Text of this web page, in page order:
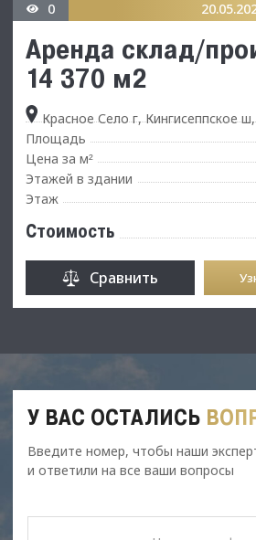
0
Аренда склад/
14 370 м2
Красное Село г, Кингисеппское
Площадь
Цена за м²
Этажей в здании
Этаж
Стоимость
Сравнить
У ВАС ОСТАЛИСЬ
Введите номер, чтобы наши
и ответили на все ваши вопросы